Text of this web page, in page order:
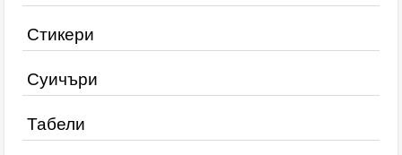
Стикери
Суичъри
Табели